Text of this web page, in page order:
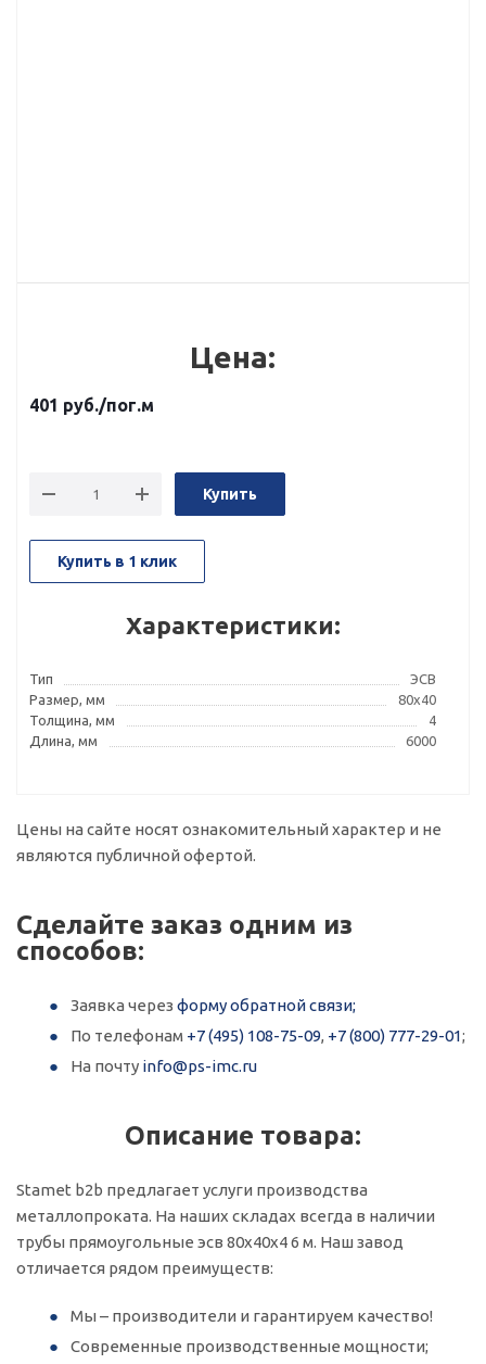
Цена:
401 руб./пог.м
Купить
Купить в 1 клик
Характеристики:
Тип
ЭСВ
Размер, мм
80x40
Толщина, мм
4
Длина, мм
6000
Цены на сайте носят ознакомительный характер и не
являются публичной офертой.
Сделайте заказ одним из
способов:
Заявка через форму обратной связи;
По телефонам +7 (495) 108-75-09, +7 (800) 777-29-01;
На почту info@ps-imc.ru
Описание товара:
Stamet b2b предлагает услуги производства
металлопроката. На наших складах всегда в наличии
трубы прямоугольные эсв 80х40х4 6 м. Наш завод
отличается рядом преимуществ:
Мы – производители и гарантируем качество!
Современные производственные мощности;